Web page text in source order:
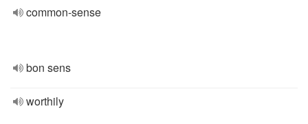
common-sense
bon sens
worthily